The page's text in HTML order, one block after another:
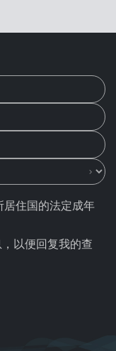
居住国的法定成年
以便回复我的查